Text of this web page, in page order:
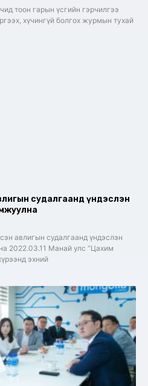
тоон гарын үсгийн гэрчилгээ
хүчингүй болгох журмын тухай
судалгаанд үндэслэн
авлигын судалгаанд үндэслэн
2022.03.11 Манай улс “Цахим
эхний